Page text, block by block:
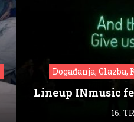
Događanja,
Lineup INmusic
16.